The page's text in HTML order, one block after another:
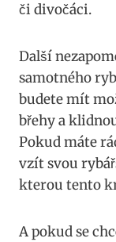
či divočáci.
Další
samotného
budete mít
břehy a
Pokud máte
vzít svou
kterou tento
A pokud se